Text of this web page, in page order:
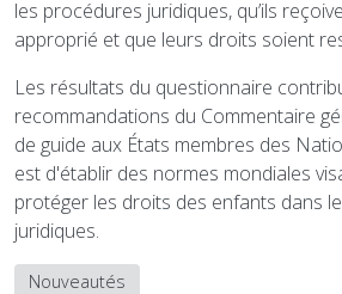
les procédures juridiques, qu’ils
approprié et que leurs droits soient
Les résultats du questionnaire
recommandations du Commentaire
de guide aux États membres des
est d'établir des normes mondiales
protéger les droits des enfants dans
juridiques.
Nouveautés